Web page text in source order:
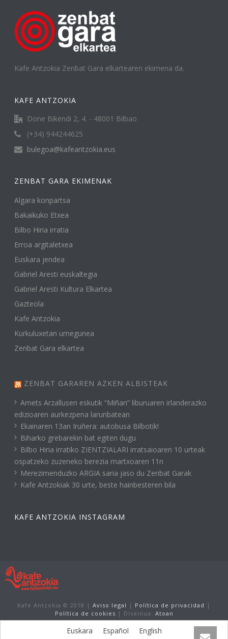
Kafe Antzokia Zenbat Gara elkartearen ekimena da.
KAFE ANTZOKIA
Done Bikendi 2, 4. - 48001 Bilbao
(+34) 944244625
bulegoa@kafeantzokia.eus
ZENBAT GARA EKIMENAK
Algara konpartsa
Bakaikuko Etxea
Bilbo Hiria irratia
Erroa argitaletxea
Euskara jendea
Gabriel Aresti euskaltegia
Gabriel Aresti Kultura Elkartea
Gazteola
Kafe Antzokia
Kurkuluxetan umegunea
Zenbat Gara elkartea
ZENBAT GARAREN AZKEN ALBISTEAK
Amets Arzallusen eskutik “Miñan” liburuaren irlanderazko
edizioaren aurkezpena larunbatean
Ekainaren 13an Iruñera: autobusa Bilbotik!
Biharko grebarekin bat egiten dugu
Bilbo Hiria irratiko ZIENTZIALARI irratsaioaren 10 urteak
ospatzeko zuzeneko berezia martxoaren 11n
Merezimenduzko ARGIA saria jaso du Zenbat Garak
Kafe Antzokiak 30 urte, beste hainbesteren bila
KAFE ANTZOKIA INSTAGRAM
Kafe Antzokia © 2018 | Aviso legal | Política de privacidad |
Política de cookies | Diseinua: Atoan
Euskara Español English